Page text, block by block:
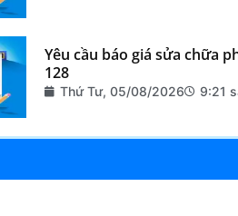
Yêu cầu báo giá sửa chữa
128
Thứ Tư, 05/08/2026 9:21